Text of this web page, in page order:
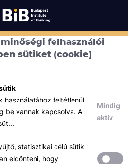
felhasználói
sütiket (cookie)
használatához feltétlenül
be vannak kapcsolva. A
Mindig
aktív
statisztikai célú sütik
eldönteni, hogy
Kurzusaink
függő